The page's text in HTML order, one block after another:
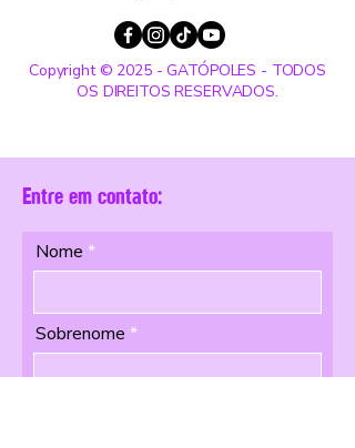
Copyright © 2025 - GATÓPOLES - TODOS
OS DIREITOS RESERVADOS.
Entre em contato:
Nome
Sobrenome